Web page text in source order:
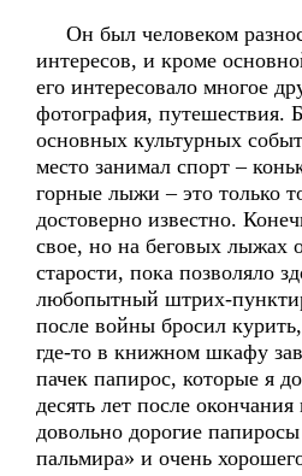
Он был человеком
интересов, и кроме
его интересовало многое
фотография, путешествия.
основных культурных
место занимал спорт –
горные лыжи – это только
достоверно известно.
свое, но на беговых лыжах
старости, пока позволяло
любопытный штрих-
после войны бросил
где-то в книжном шкафу
пачек папирос, которые я
десять лет после
довольно дорогие
пальмира» и очень